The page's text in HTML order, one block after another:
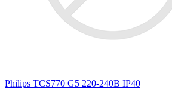
Philips TCS770 G5 220-240В IP40